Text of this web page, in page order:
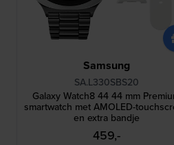
Samsung
SA.L330SBS20
Galaxy Watch8 44 44 mm
smartwatch met AMOLED-
en extra bandje
459,-